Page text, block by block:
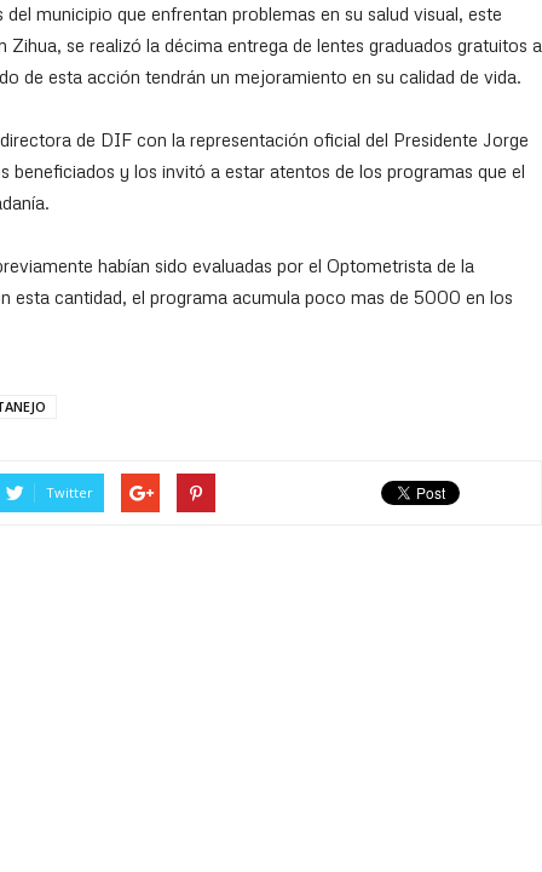
municipio que enfrentan problemas en su salud visual, este
Zihua, se realizó la décima entrega de lentes graduados gratuitos a
de esta acción tendrán un mejoramiento en su calidad de vida.
de DIF con la representación oficial del Presidente Jorge
beneficiados y los invitó a estar atentos de los programas que el
habían sido evaluadas por el Optometrista de la
esta cantidad, el programa acumula poco mas de 5000 en los
Twitter